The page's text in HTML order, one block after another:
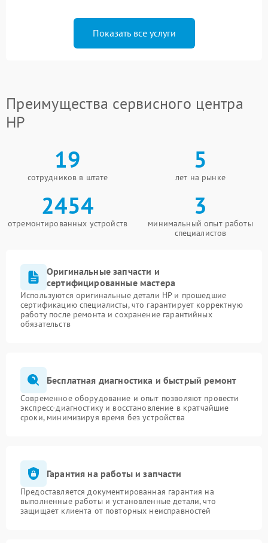
Показать все услуги
Преимущества сервисного центра
HP
19
сотрудников в штате
5
лет на рынке
2454
отремонтированных устройств
3
минимальный опыт работы
специалистов
Оригинальные запчасти и
сертифицированные мастера
Используются оригинальные детали HP и прошедшие
сертификацию специалисты, что гарантирует корректную
работу после ремонта и сохранение гарантийных
обязательств
Бесплатная диагностика и быстрый ремонт
Современное оборудование и опыт позволяют провести
экспресс-диагностику и восстановление в кратчайшие
сроки, минимизируя время без устройства
Гарантия на работы и запчасти
Предоставляется документированная гарантия на
выполненные работы и установленные детали, что
защищает клиента от повторных неисправностей